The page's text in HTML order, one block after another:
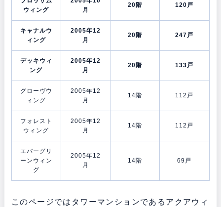
ウィング
月
20階 120戸
キャナルウ
ィング
2005年12
月
20階 247戸
デッキウィ
ング
2005年12
月
20階 133戸
グローヴウ
ィング
2005年12
月
14階 112戸
フォレスト
ウィング
2005年12
月
14階 112戸
エバーグリ
ーンウィン
グ
2005年12
月
14階 69戸
このページではタワーマンションであるアクアウィ